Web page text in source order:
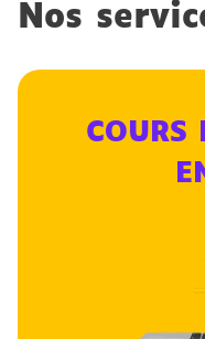
Nos
COURS